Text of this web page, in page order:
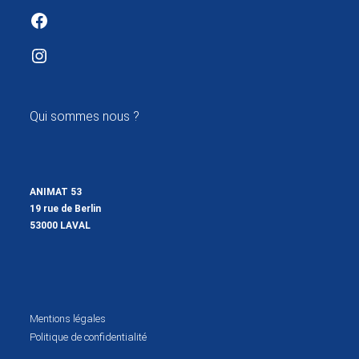
Facebook
Instagram
Qui sommes nous ?
ANIMAT 53
19 rue de Berlin
53000 LAVAL
Mentions légales
Politique de confidentialité